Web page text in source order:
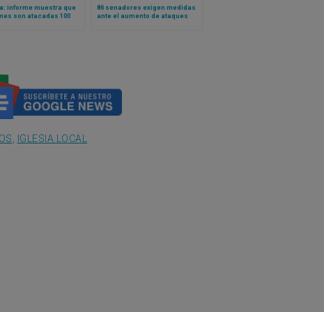
informe muestra que
son atacadas 100
86 senadores exigen medidas
ante el aumento de ataques
IGLESIA LOCAL